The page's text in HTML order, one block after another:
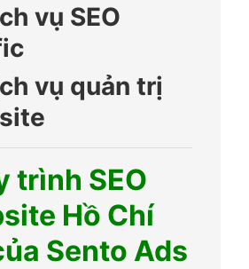
vụ SEO
vụ quản trị
trình SEO
Hồ Chí
Sento Ads